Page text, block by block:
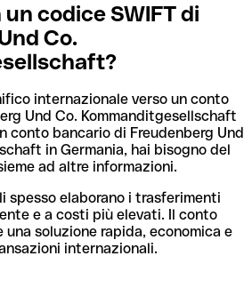
codice SWIFT di
Co.
internazionale verso un conto
Und Co. Kommanditgesellschaft
conto bancario di Freudenberg Und
in Germania, hai bisogno del
ad altre informazioni.
spesso elaborano i trasferimenti
e a costi più elevati. Il conto
soluzione rapida, economica e
internazionali.